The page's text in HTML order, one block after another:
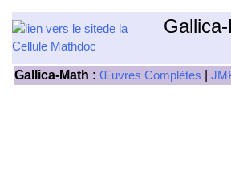
Gallica-Math : Œuvres Complètes